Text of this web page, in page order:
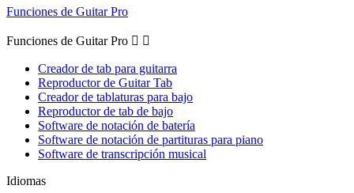
Funciones de Guitar Pro
Funciones de Guitar Pro  
Creador de tab para guitarra
Reproductor de Guitar Tab
Creador de tablaturas para bajo
Reproductor de tab de bajo
Software de notación de batería
Software de notación de partituras para piano
Software de transcripción musical
Idiomas